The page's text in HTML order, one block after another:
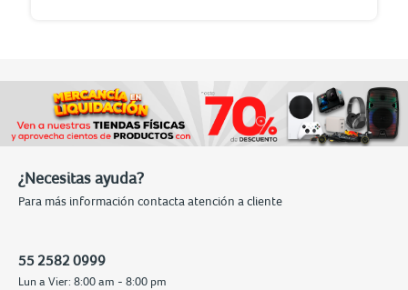
¿Necesitas ayuda?
Para más información contacta atención a cliente
55 2582 0999
Lun a Vier: 8:00 am - 8:00 pm